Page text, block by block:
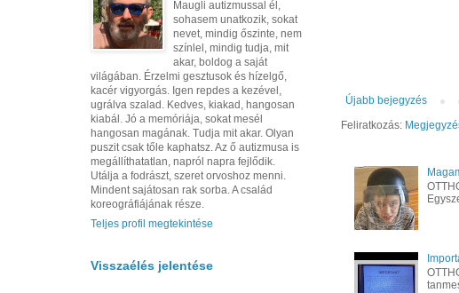
Újabb bejegyzés
Feliratkozás:
Maugli autizmussal él,
sohasem unatkozik, sokat
nevet, mindig őszinte, nem
színlel, mindig tudja, mit
akar, boldog a saját
világában. Érzelmi gesztusok és hízelgő,
kacér vigyorgás. Igen repdes a kezével,
ugrálva szalad. Kedves, kiakad, hangosan
kiabál. Jó a memóriája, sokat mesél
hangosan magának. Tudja mit akar. Olyan
puszit csak tőle kaphatsz. Az ő autizmusa is
megállíthatatlan, napról napra fejlődik.
Utálja a fodrászt, szeret orvoshoz menni.
Mindent sajátosan rak sorba. A család
koreográfiájának része.
Teljes profil megtekintése
Visszaélés jelentése